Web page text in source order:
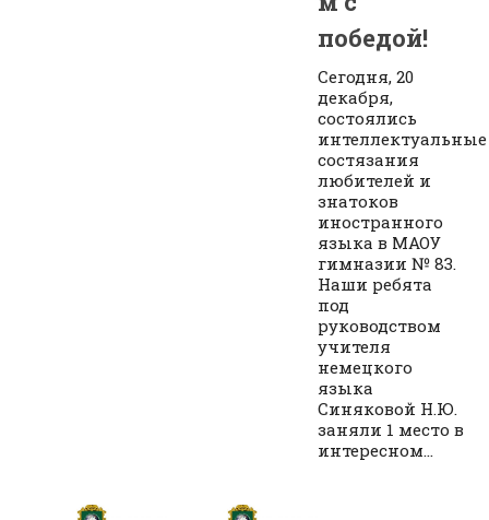
победой!
Сегодня, 20
декабря,
состоялись
интеллектуальные
состязания
любителей и
знатоков
иностранного
языка в МАОУ
гимназии № 83.
Наши ребята
под
руководством
учителя
немецкого
языка
Синяковой Н.Ю.
заняли 1 место в
интересном...